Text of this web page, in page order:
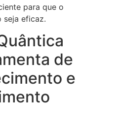
para que o
seja eficaz.
de
e